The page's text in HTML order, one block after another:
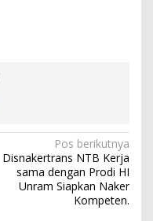
Pos berikutnya
Disnakertrans NTB Kerja
sama dengan Prodi HI
Unram Siapkan Naker
Kompeten.